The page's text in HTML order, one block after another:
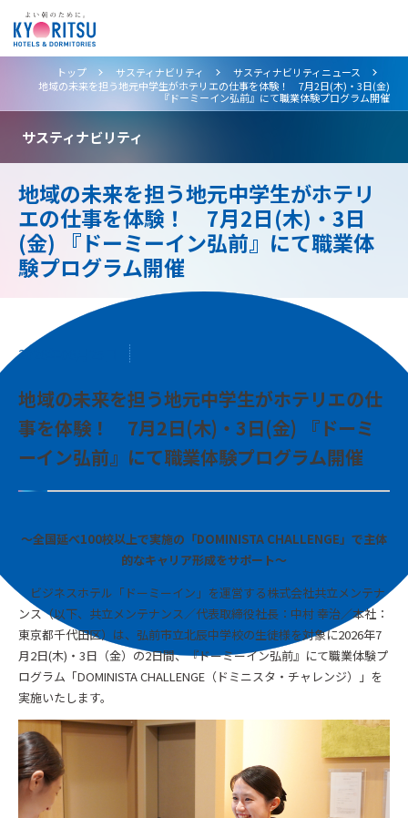
トップ >
サスティナビリティ >
サスティナビリティニュース
地域の未来を担う地元中学生がホテリエの仕事を体験！ 7月2日(木)・3日(金)
『ドーミーイン弘前』にて職業体験プログラム開催
サスティナビリティ
地域の未来を担う地元中学生がホテリ
エの仕事を体験！ 7月2日(木)・3日
(金) 『ドーミーイン弘前』にて職業体
験プログラム開催
2026年06月25日
地域の未来を担う地元中学生がホテリエの仕
事を体験！ 7月2日(木)・3日(金) 『ドーミ
ーイン弘前』にて職業体験プログラム開催
～全国延べ100校以上で実施の「DOMINISTA CHALLENGE」で主体
的なキャリア形成をサポート～
ビジネスホテル「ドーミーイン」を運営する株式会社共立メンテナ
ンス（以下、共立メンテナンス／代表取締役社長：中村 幸治／本社：
東京都千代田区）は、弘前市立北辰中学校の生徒様を対象に2026年7
月2日(木)・3日（金）の2日間、『ドーミーイン弘前』にて職業体験プ
ログラム「DOMINISTA CHALLENGE（ドミニスタ・チャレンジ）」を
実施いたします。